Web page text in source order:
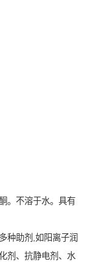
。不溶于水。具有
种助剂,如阳离子润
剂、抗静电剂、水